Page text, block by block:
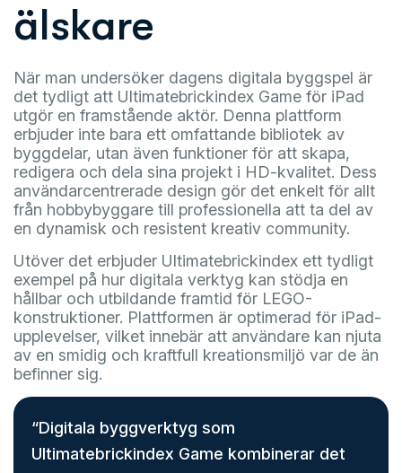
älskare
När man undersöker dagens digitala byggspel är
det tydligt att Ultimatebrickindex Game för iPad
utgör en framstående aktör. Denna plattform
erbjuder inte bara ett omfattande bibliotek av
byggdelar, utan även funktioner för att skapa,
redigera och dela sina projekt i HD-kvalitet. Dess
användarcentrerade design gör det enkelt för allt
från hobbybyggare till professionella att ta del av
en dynamisk och resistent kreativ community.
Utöver det erbjuder Ultimatebrickindex ett tydligt
exempel på hur digitala verktyg kan stödja en
hållbar och utbildande framtid för LEGO-
konstruktioner. Plattformen är optimerad för iPad-
upplevelser, vilket innebär att användare kan njuta
av en smidig och kraftfull kreationsmiljö var de än
befinner sig.
“Digitala byggverktyg som
Ultimatebrickindex Game kombinerar det